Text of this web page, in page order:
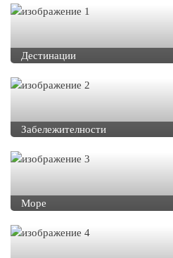
Дестинации
Забележителности
Море